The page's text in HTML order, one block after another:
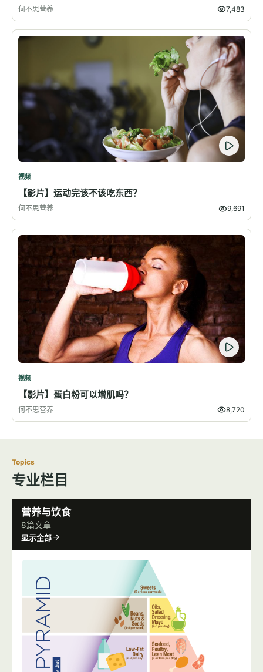
何不思营养 7,483
视频
【影片】运动完该不该吃东西？
何不思营养 9,691
视频
【影片】蛋白粉可以增肌吗？
何不思营养 8,720
Topics
专业栏目
营养与饮食
8篇文章
显示全部